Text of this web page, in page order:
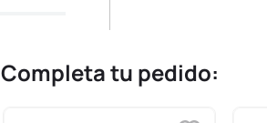
Completa tu pedido: